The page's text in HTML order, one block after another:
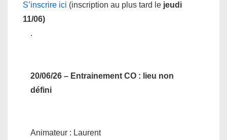
S’inscrire ici (inscription au plus tard le jeudi
11/06)
.
20/06/26 – Entrainement CO : lieu non
défini
Animateur : Laurent